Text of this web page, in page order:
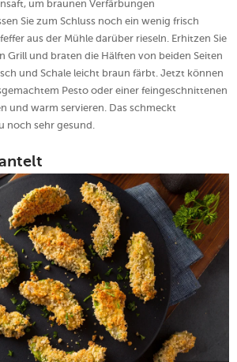
um braunen Verfärbungen
Sie zum Schluss noch ein wenig frisch
aus der Mühle darüber rieseln. Erhitzen Sie
Grill und braten die Hälften von beiden Seiten
und Schale leicht braun färbt. Jetzt können
Pesto oder einer feingeschnittenen
und warm servieren. Das schmeckt
noch sehr gesund.